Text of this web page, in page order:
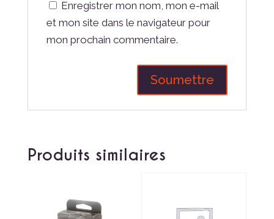
Enregistrer mon nom, mon e-mail
et mon site dans le navigateur pour
mon prochain commentaire.
Produits similaires